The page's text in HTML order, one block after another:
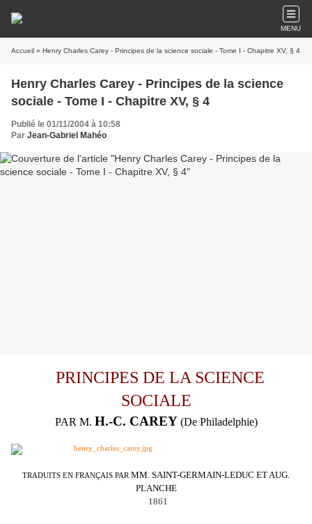
MENU
Accueil » Henry Charles Carey - Principes de la science sociale - Tome I - Chapitre XV, § 4
Henry Charles Carey - Principes de la science
sociale - Tome I - Chapitre XV, § 4
Publié le 01/11/2004 à 10:58
Par Jean-Gabriel Mahéo
PRINCIPES DE LA SCIENCE
SOCIALE
PAR M. H.-C. CAREY (De Philadelphie)
TRADUITS EN FRANÇAIS PARMM. SAINT-GERMAIN-LEDUC ET AUG.
PLANCHE
1861